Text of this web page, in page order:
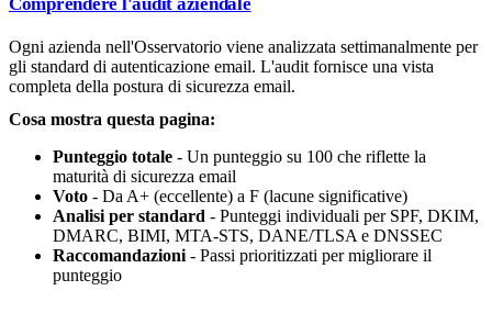
Ogni azienda nell'Osservatorio viene analizzata settimanalmente per
gli standard di autenticazione email. L'audit fornisce una vista
completa della postura di sicurezza email.
Cosa mostra questa pagina:
Punteggio totale - Un punteggio su 100 che riflette la
maturità di sicurezza email
Voto - Da A+ (eccellente) a F (lacune significative)
Analisi per standard - Punteggi individuali per SPF, DKIM,
DMARC, BIMI, MTA-STS, DANE/TLSA e DNSSEC
Raccomandazioni - Passi prioritizzati per migliorare il
punteggio